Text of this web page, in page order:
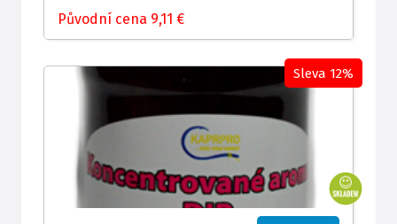
Původní cena 9,11 €
Sleva 12%